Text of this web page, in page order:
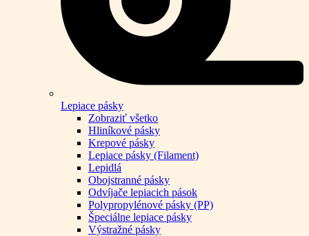
Lepiace pásky
Zobraziť všetko
Hliníkové pásky
Krepové pásky
Lepiace pásky (Filament)
Lepidlá
Obojstranné pásky
Odvíjače lepiacich pások
Polypropylénové pásky (PP)
Špeciálne lepiace pásky
Výstražné pásky